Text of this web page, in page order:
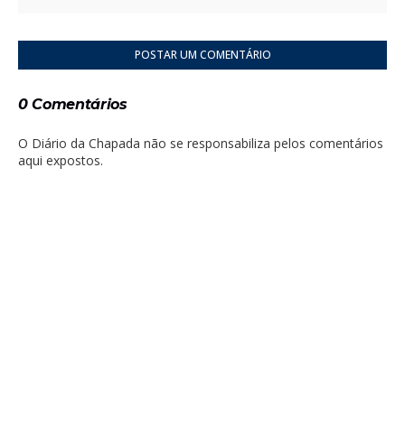
POSTAR UM COMENTÁRIO
0 Comentários
O Diário da Chapada não se responsabiliza pelos comentários
aqui expostos.